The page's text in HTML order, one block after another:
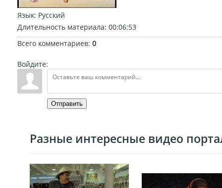
Язык: Русский
Длительность материала: 00:06:53
Всего комментариев: 0
Войдите:
Отправить
Разные интересные видео